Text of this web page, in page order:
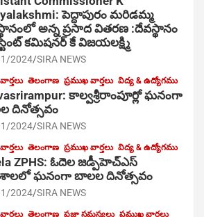
పెద్దాపురం మరిడమ్మ
అన్న ప్రసాద వితరణ :దేవస్థానం
కమిషనర్ కే విజయలక్ష్మి
2024 SIRA NEWS
తెలంగాణ ప్రముఖ వార్తలు విద్య & ఉద్యోగము
కాల్వశ్రీరాంపూర్లో ఘనంగా
దినోత్సవం
2024 SIRA NEWS
తెలంగాణ ప్రముఖ వార్తలు విద్య & ఉద్యోగము
ZPHS: ఓదెల జ‌డ్పీహెచ్ఎస్
ఘనంగా బాలల దినోత్సవం
2024 SIRA NEWS
తెలంగాణ ప్రజా సమస్యలు ప్రముఖ వార్తలు